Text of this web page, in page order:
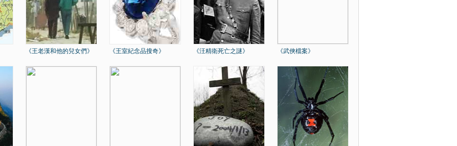
《王老漢和他的兒女們》 《王室紀念品搜奇》 《汪精衛死亡之謎》 《武俠檔案》